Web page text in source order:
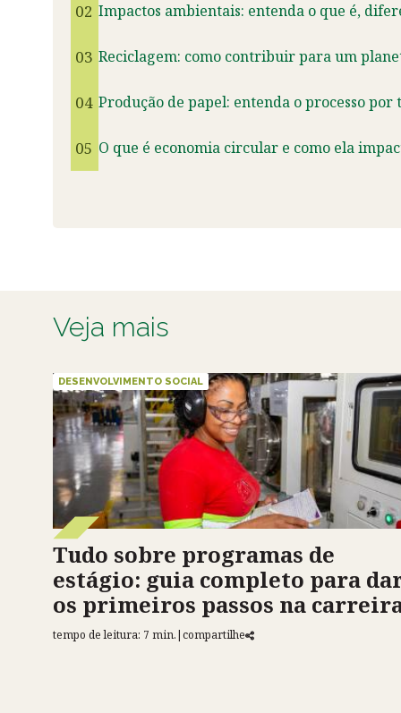
02 Impactos ambientais: entenda o que é,
03 Reciclagem: como contribuir para um
04 Produção de papel: entenda o processo
05 O que é economia circular e como ela
Veja mais
DESENVOLVIMENTO SOCIAL
Tudo sobre programas de
estágio: guia completo para
os primeiros passos na
tempo de leitura: 7 min.|compartilhe